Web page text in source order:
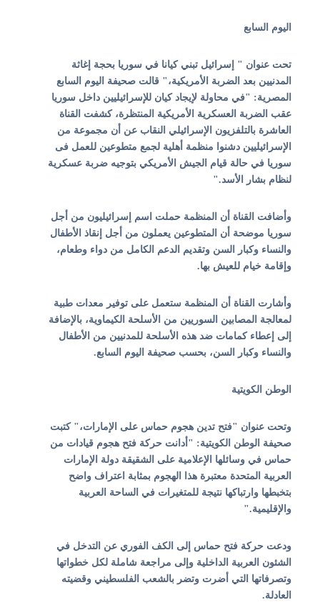
اليوم السابع
تحت عنوان "
إسرائيل تبني كيانا في سوريا بحجة إغاثة
المدنيين بعد الضربة الأمريكية،" قالت صحيفة اليوم السابع
المصرية: "في محاولة لإيجاد كيان للإسرائيليين داخل سوريا
عقب الضربة العسكرية الأمريكية المنتظرة، كشفت القناة
العاشرة بالتلفزيون الإسرائيلي النقاب عن أن مجموعة من
الإسرائيليين دشنوا منظمة أهلية لجمع متطوعين للعمل فى
سوريا في حالة قيام الجيش الأمريكي بتوجيه ضربة عسكرية
لنظام بشار الأسد."
وأضافت القناة أن المنظمة حملت اسم إسرائيليون من أجل
سوريا موضحة أن المتطوعين يعملون من أجل إنقاذ الأطفال
والنساء وكبار السن وتقديم الدعم الكامل من دواء وطعام،
وإقامة خيام للعيش بها.
وأشارت القناة أن المنظمة ستعمل على توفير معدات طبية
لمعالجة المصابين السوريين من الأسلحة الكيماوية، بالإضافة
إلى إعطاء كمامات ضد هذه الأسلحة للمدنيين من الأطفال
والنساء وكبار السن، بحسب صحيفة اليوم السابع.
الوطن الكويتية
وتحت عنوان "فتح تدين هجوم حماس على الإمارات،" كتبت
صحيفة الوطن الكويتية: "أدانت حركة فتح هجوم قيادات من
حماس في وسائلها الإعلامية على الشقيقة دولة الإمارات
العربية المتحدة معتبرة هذا الهجوم بمثابة اعتراف واضح
بتخبطها وارتباكها نتيجة للمتغيرات في الساحة العربية
والإقليمية."
ودعت حركة فتح حماس إلى الكف الفوري عن التدخل في
الشئون العربية الداخلية وإلى مراجعة شاملة لكل خطواتها
وتصرفاتها التي أضرت وتضر بالشعب الفلسطيني وقضيته
العادلة.